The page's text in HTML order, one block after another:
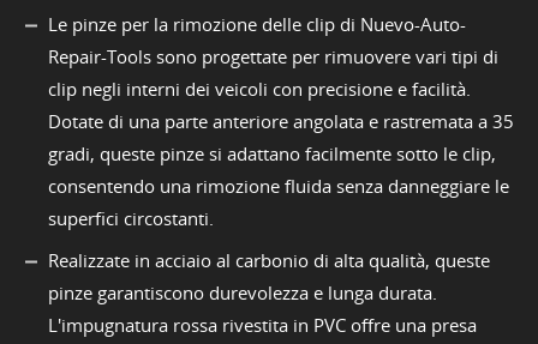
Le pinze per la rimozione delle clip di Nuevo-Auto-
Repair-Tools sono progettate per rimuovere vari tipi di
clip negli interni dei veicoli con precisione e facilità.
Dotate di una parte anteriore angolata e rastremata a 35
gradi, queste pinze si adattano facilmente sotto le clip,
consentendo una rimozione fluida senza danneggiare le
superfici circostanti.
Realizzate in acciaio al carbonio di alta qualità, queste
pinze garantiscono durevolezza e lunga durata.
L'impugnatura rossa rivestita in PVC offre una presa